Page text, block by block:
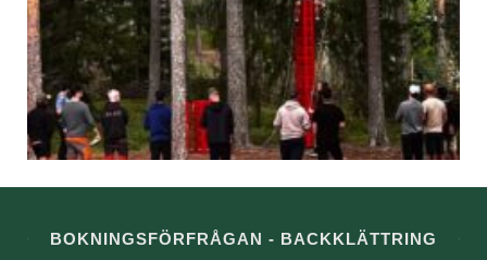
BOKNINGSFÖRFRÅGAN - BACKKLÄTTRING